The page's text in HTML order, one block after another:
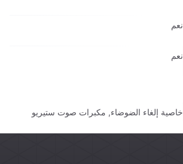
نعم
نعم
خاصية إلغاء الضوضاء, مكبرات صوت ستيريو